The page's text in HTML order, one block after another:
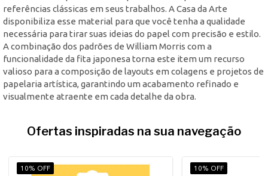
referências clássicas em seus trabalhos. A Casa da Arte
disponibiliza esse material para que você tenha a qualidade
necessária para tirar suas ideias do papel com precisão e estilo.
A combinação dos padrões de William Morris com a
funcionalidade da fita japonesa torna este item um recurso
valioso para a composição de layouts em colagens e projetos de
papelaria artística, garantindo um acabamento refinado e
visualmente atraente em cada detalhe da obra.
Ofertas inspiradas na sua navegação
10% OFF 10% OFF